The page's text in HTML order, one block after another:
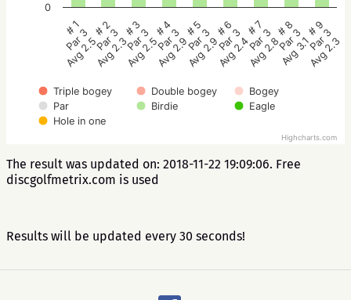
Triple bogey Double bogey
Bogey
Par
Birdie
Eagle
Hole in one
# 1
Par 3
Avg 2.5
# 2
Par 3
Avg 2.3
# 3
Par 3
Avg 2.5
# 4
Par 3
Avg 2.9
# 5
Par 3
Avg 2.9
# 6
Par 3
Avg 2.4
# 7
Par 3
Avg 2.8
# 8
Par 3
Avg 3.1
# 9
Par 3
Avg 2.3
0
Highcharts.com
The result was updated on: 2018-11-22 19:09:06. Free
discgolfmetrix.com is used
Results will be updated every 30 seconds!